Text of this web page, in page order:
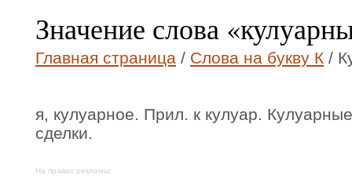
Значение слова
Главная страница / Слова на букву К /
я, кулуарное. Прил. к кулуар.
сделки.
На правах рекламы: